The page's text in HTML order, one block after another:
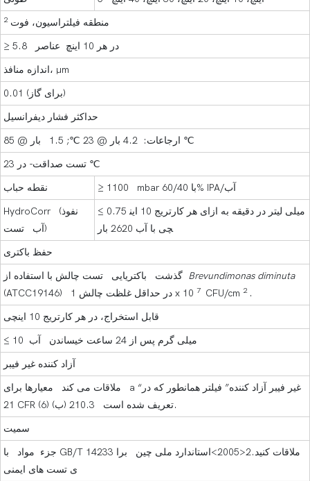
منطقه فیلتراسیون، فوت2
≥ 5.8 در هر 10 اینچ عناصر
اندازه منافذ، μm
0.01 (برای گاز)
حداکثر فشار دیفرانسیل
ارجاعات: 4.2 بار @ 23 ℃; 1.5 بار @ 85 ℃
تست صداقت- در 23 ℃
نقطه حباب
≥ 1100 mbar با 60/40% IPA/آب
HydroCorr (نفوذ
آب تست)
≤ 0.75 میلی لیتر در دقیقه به ازای هر کارتریج 10 این
چی با آب 2620 بار
حفظ باکتری
Brevundimonas diminuta
(ATCC19146) در حداقل غلظت چالش 1 x 10 7 CFU/cm 2 .
قابل استخراج، در هر کارتریج 10 اینچی
≤ 10 میلی گرم پس از 24 ساعت خیساندن آب
آزاد کننده غیر فیبر
ملاقات می کند معیارها برای a “غیر فیبر آزاد کننده” فیلتر همانطور که در
21 CFR تعریف شده است 210.3 (ب) (6).
سمیت
جزء مواد با GB/T 14233 ملاقات کنید.2<2005>استاندارد ملی چین برا
ی تست های ایمنی